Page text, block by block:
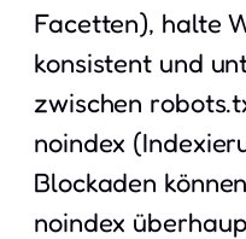
Facetten), halte
konsistent und
zwischen
noindex
Blockaden
noindex